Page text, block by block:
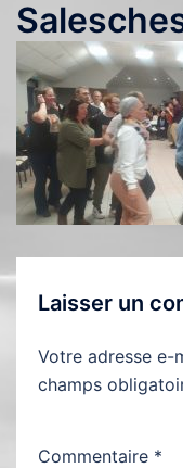
Laisser un
Votre adresse e-
champs
Commentaire *